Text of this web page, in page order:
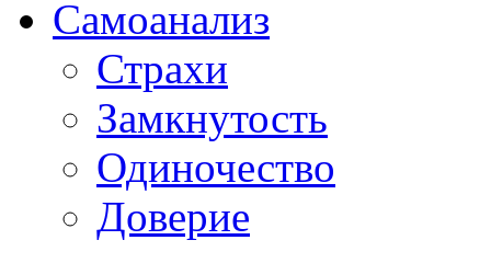
Самоанализ
Страхи
Замкнутость
Одиночество
Доверие